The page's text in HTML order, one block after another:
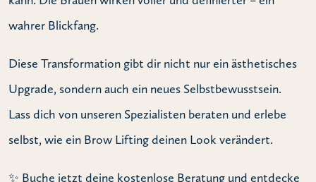
wahrer Blickfang.
Diese Transformation gibt dir nicht nur ein ästhetisches
Upgrade, sondern auch ein neues Selbstbewusstsein.
Lass dich von unseren Spezialisten beraten und erlebe
selbst, wie ein Brow Lifting deinen Look verändert.
✨ Buche jetzt deine kostenlose Beratung und entdecke